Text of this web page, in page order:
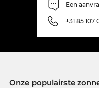
Een
+31 85 107
Onze populairste